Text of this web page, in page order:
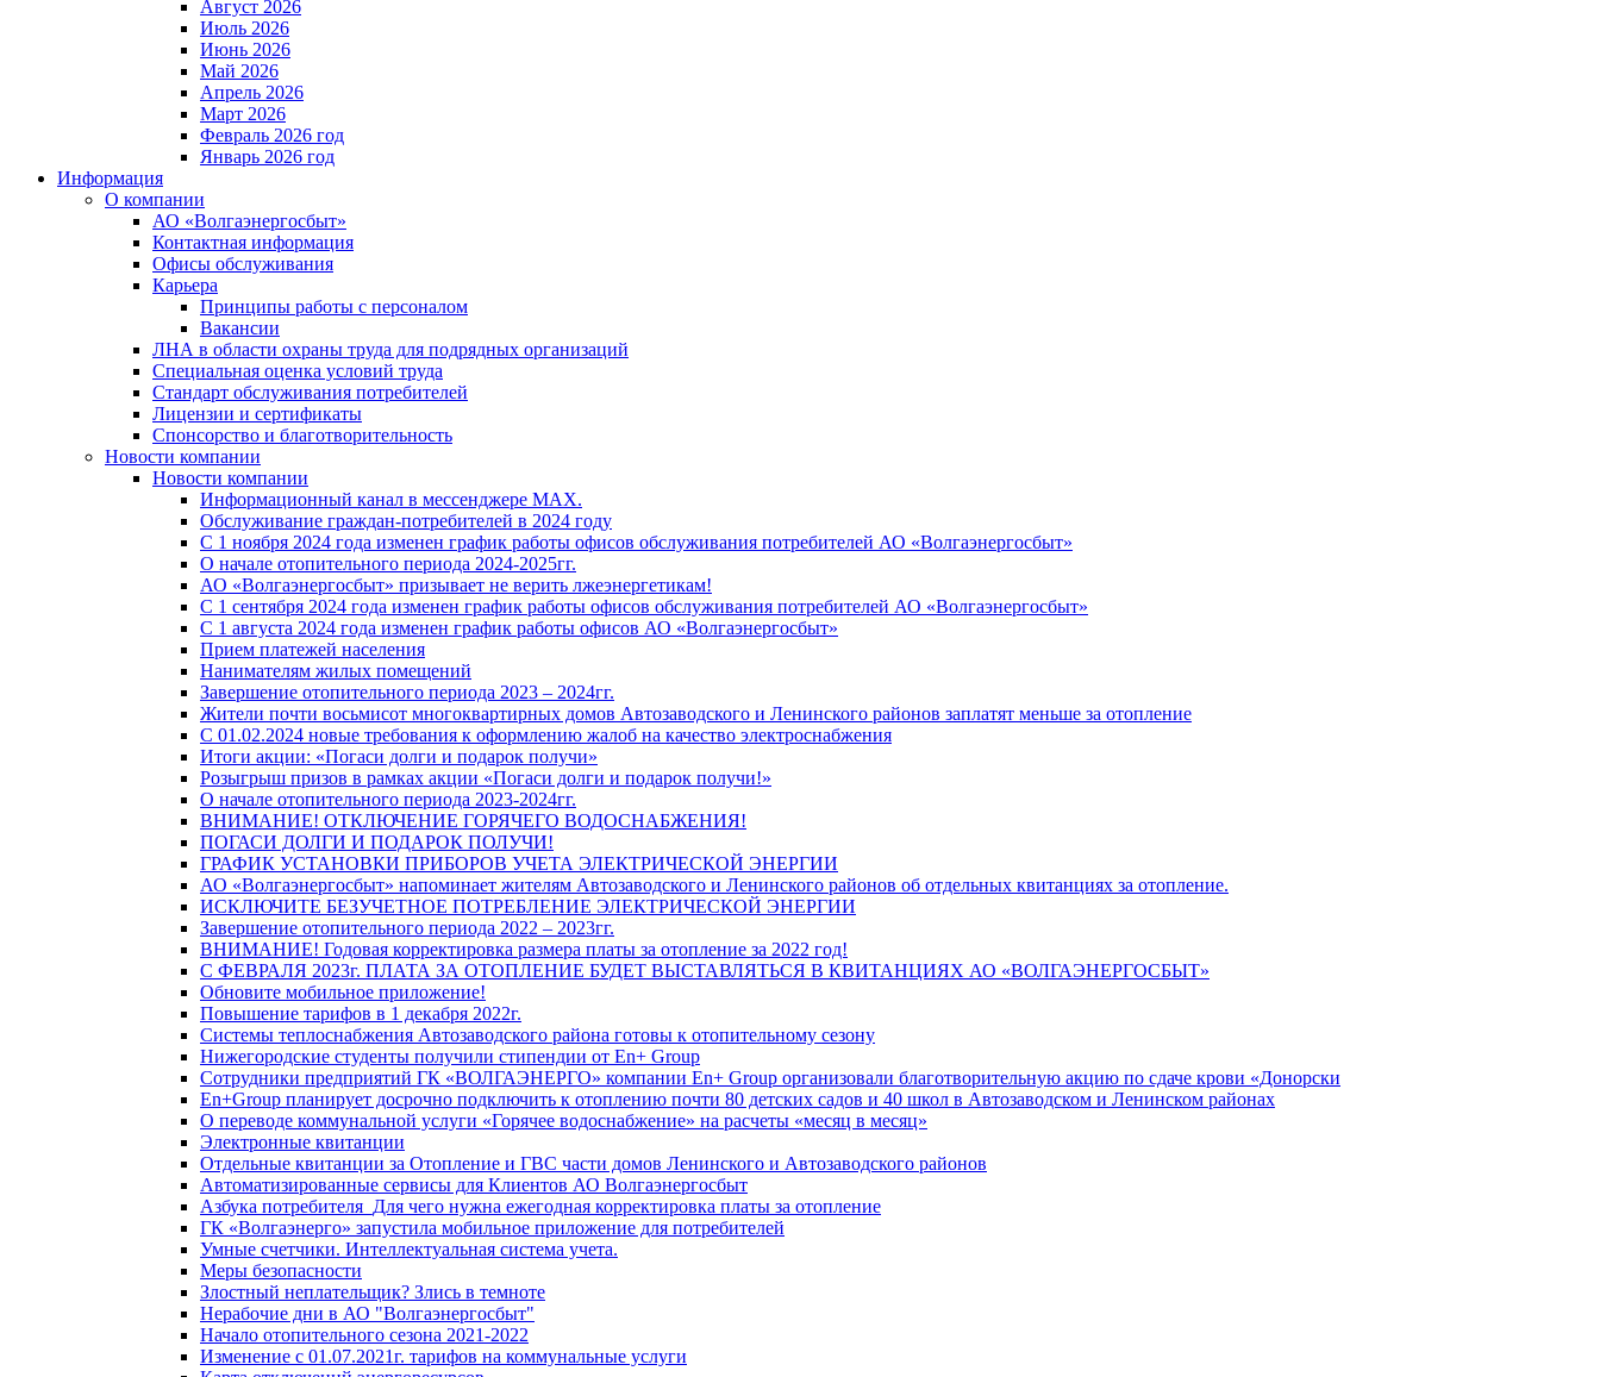
Август 2026
Июль 2026
Июнь 2026
Май 2026
Апрель 2026
Март 2026
Февраль 2026 год
Январь 2026 год
Информация
О компании
АО «Волгаэнергосбыт»
Контактная информация
Офисы обслуживания
Карьера
Принципы работы с персоналом
Вакансии
ЛНА в области охраны труда для подрядных организаций
Специальная оценка условий труда
Стандарт обслуживания потребителей
Лицензии и сертификаты
Спонсорство и благотворительность
Новости компании
Новости компании
Информационный канал в мессенджере MAX.
Обслуживание граждан-потребителей в 2024 году
С 1 ноября 2024 года изменен график работы офисов обслуживания потребителей АО «Волгаэнергосбыт»
О начале отопительного периода 2024-2025гг.
АО «Волгаэнергосбыт» призывает не верить лжеэнергетикам!
С 1 сентября 2024 года изменен график работы офисов обслуживания потребителей АО «Волгаэнергосбыт»
С 1 августа 2024 года изменен график работы офисов АО «Волгаэнергосбыт»
Прием платежей населения
Нанимателям жилых помещений
Завершение отопительного периода 2023 – 2024гг.
Жители почти восьмисот многоквартирных домов Автозаводского и Ленинского районов заплатят меньше за отопление
С 01.02.2024 новые требования к оформлению жалоб на качество электроснабжения
Итоги акции: «Погаси долги и подарок получи»
Розыгрыш призов в рамках акции «Погаси долги и подарок получи!»
О начале отопительного периода 2023-2024гг.
ВНИМАНИЕ! ОТКЛЮЧЕНИЕ ГОРЯЧЕГО ВОДОСНАБЖЕНИЯ!
ПОГАСИ ДОЛГИ И ПОДАРОК ПОЛУЧИ!
ГРАФИК УСТАНОВКИ ПРИБОРОВ УЧЕТА ЭЛЕКТРИЧЕСКОЙ ЭНЕРГИИ
АО «Волгаэнергосбыт» напоминает жителям Автозаводского и Ленинского районов об отдельных квитанциях за отопление.
ИСКЛЮЧИТЕ БЕЗУЧЕТНОЕ ПОТРЕБЛЕНИЕ ЭЛЕКТРИЧЕСКОЙ ЭНЕРГИИ
Завершение отопительного периода 2022 – 2023гг.
ВНИМАНИЕ! Годовая корректировка размера платы за отопление за 2022 год!
С ФЕВРАЛЯ 2023г. ПЛАТА ЗА ОТОПЛЕНИЕ БУДЕТ ВЫСТАВЛЯТЬСЯ В КВИТАНЦИЯХ АО «ВОЛГАЭНЕРГОСБЫТ»
Обновите мобильное приложение!
Повышение тарифов в 1 декабря 2022г.
Системы теплоснабжения Автозаводского района готовы к отопительному сезону
Нижегородские студенты получили стипендии от En+ Group
Сотрудники предприятий ГК «ВОЛГАЭНЕРГО» компании En+ Group организовали благотворительную акцию по сдаче крови «Донорски
En+Group планирует досрочно подключить к отоплению почти 80 детских садов и 40 школ в Автозаводском и Ленинском районах
О переводе коммунальной услуги «Горячее водоснабжение» на расчеты «месяц в месяц»
Электронные квитанции
Отдельные квитанции за Отопление и ГВС части домов Ленинского и Автозаводского районов
Автоматизированные сервисы для Клиентов АО Волгаэнергосбыт
Азбука потребителя_Для чего нужна ежегодная корректировка платы за отопление
ГК «Волгаэнерго» запустила мобильное приложение для потребителей
Умные счетчики. Интеллектуальная система учета.
Меры безопасности
Злостный неплательщик? Злись в темноте
Нерабочие дни в АО "Волгаэнергосбыт"
Начало отопительного сезона 2021-2022
Изменение с 01.07.2021г. тарифов на коммунальные услуги